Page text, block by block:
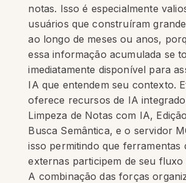
notas. Isso é especialmente
usuários que construíram
ao longo de meses ou anos,
essa informação acumulada se
imediatamente disponível para
IA que entendem seu contexto.
oferece recursos de IA
Limpeza de Notas com IA,
Busca Semântica, e o servidor
isso permitindo que ferramentas
externas participem de seu fluxo
A combinação das forças